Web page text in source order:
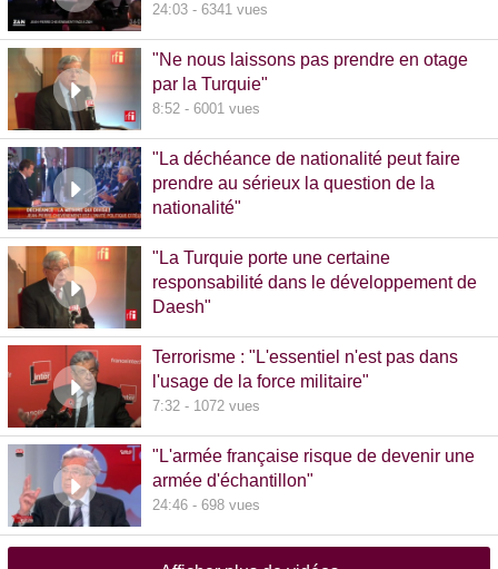
24:03 - 6341 vues
"Ne nous laissons pas prendre en otage
par la Turquie"
8:52 - 6001 vues
"La déchéance de nationalité peut faire
prendre au sérieux la question de la
nationalité"
"La Turquie porte une certaine
responsabilité dans le développement de
Daesh"
Terrorisme : "L'essentiel n'est pas dans
l'usage de la force militaire"
7:32 - 1072 vues
"L'armée française risque de devenir une
armée d'échantillon"
24:46 - 698 vues